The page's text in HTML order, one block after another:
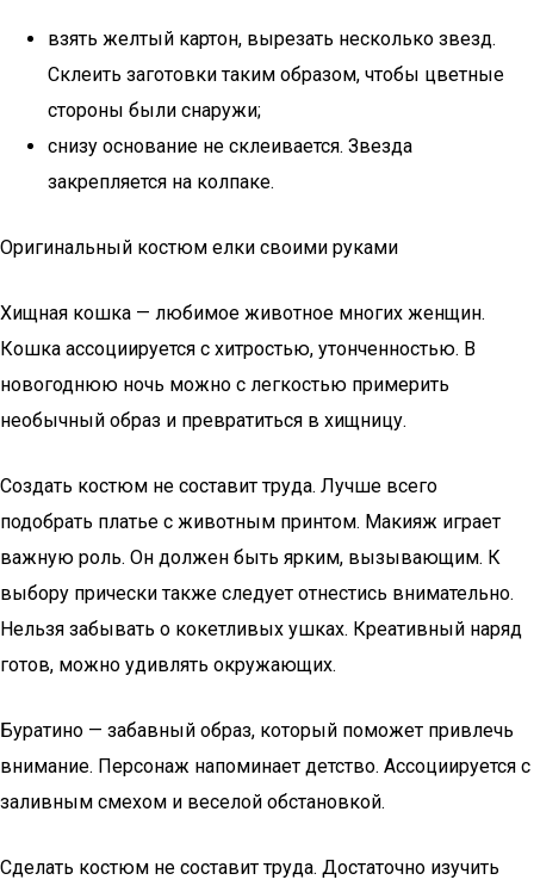
взять желтый картон, вырезать несколько звезд.
Склеить заготовки таким образом, чтобы цветные
стороны были снаружи;
снизу основание не склеивается. Звезда
закрепляется на колпаке.
Оригинальный костюм елки своими руками
Хищная кошка — любимое животное многих женщин.
Кошка ассоциируется с хитростью, утонченностью. В
новогоднюю ночь можно с легкостью примерить
необычный образ и превратиться в хищницу.
Создать костюм не составит труда. Лучше всего
подобрать платье с животным принтом. Макияж играет
важную роль. Он должен быть ярким, вызывающим. К
выбору прически также следует отнестись внимательно.
Нельзя забывать о кокетливых ушках. Креативный наряд
готов, можно удивлять окружающих.
Буратино — забавный образ, который поможет привлечь
внимание. Персонаж напоминает детство. Ассоциируется с
заливным смехом и веселой обстановкой.
Сделать костюм не составит труда. Достаточно изучить